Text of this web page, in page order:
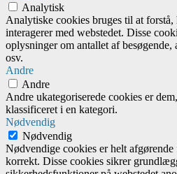
Analytisk
Analytiske cookies bruges til at forstå,
interagerer med webstedet. Disse
oplysninger om antallet af
osv.
Andre
Andre
Andre ukategoriserede cookies er
klassificeret i en kategori.
Nødvendig
Nødvendig
Nødvendige cookies er helt
korrekt. Disse cookies sikrer